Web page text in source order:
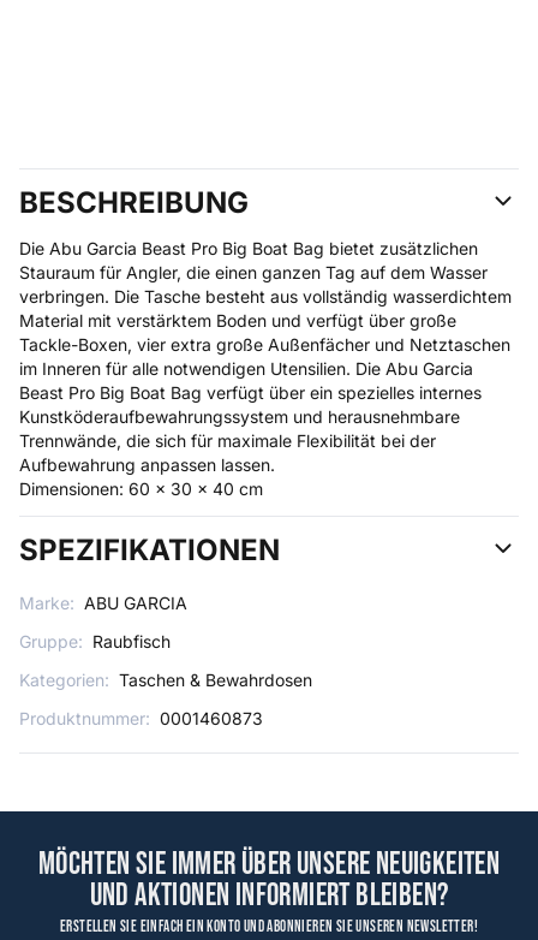
BESCHREIBUNG
Die Abu Garcia Beast Pro Big Boat Bag bietet zusätzlichen
Stauraum für Angler, die einen ganzen Tag auf dem Wasser
verbringen. Die Tasche besteht aus vollständig wasserdichtem
Material mit verstärktem Boden und verfügt über große
Tackle-Boxen, vier extra große Außenfächer und Netztaschen
im Inneren für alle notwendigen Utensilien. Die Abu Garcia
Beast Pro Big Boat Bag verfügt über ein spezielles internes
Kunstköderaufbewahrungssystem und herausnehmbare
Trennwände, die sich für maximale Flexibilität bei der
Aufbewahrung anpassen lassen.
Dimensionen: 60 x 30 x 40 cm
SPEZIFIKATIONEN
Marke: ABU GARCIA
Gruppe: Raubfisch
Kategorien: Taschen & Bewahrdosen
Produktnummer: 0001460873
Möchten Sie immer über unsere Neuigkeiten
und Aktionen informiert bleiben?
Erstellen Sie einfach ein Konto und abonnieren Sie unseren Newsletter!